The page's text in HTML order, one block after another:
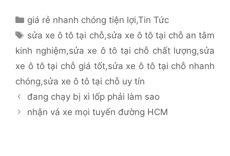
Danh
mục
giá rẻ nhanh chóng tiện lợi,Tin Tức
Thẻ
sửa xe ô tô tại chỗ,sửa xe ô tô tại chỗ an tâm
kinh nghiệm,sửa xe ô tô tại chỗ chất lượng,sửa
xe ô tô tại chỗ giá tốt,sửa xe ô tô tại chỗ nhanh
chóng,sửa xe ô tô tại chỗ uy tín
đang chạy bị xì lốp phải làm sao
nhận vá xe mọi tuyến đường HCM